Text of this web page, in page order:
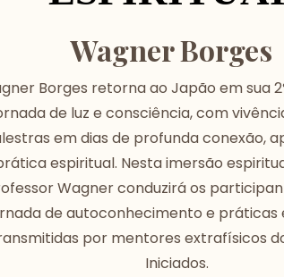
Wagner Borges
Borges retorna ao Japão em sua
de luz e consciência, com
em dias de profunda conexão,
espiritual. Nesta imersão
Wagner conduzirá os
de autoconhecimento e práticas
por mentores extrafísicos
Iniciados.